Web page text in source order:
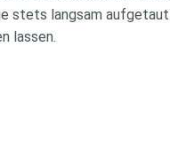
stets langsam
lassen.